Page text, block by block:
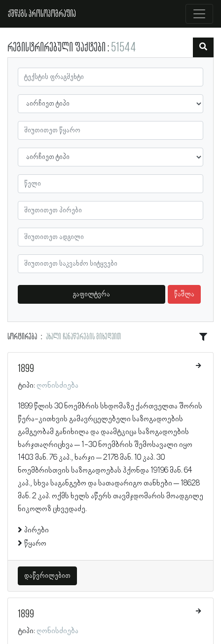
ქშწკგს პროსოპოგრაფია
რეგისტრირებული ფაქტები 51544
გაფილტვრა წაშლა
სორტირება ახალი ჩანაწერების მიხედვით
1899
ტიპი: ღონისძიება
1899 წლის 30 ნოემბრის სხდომაზე ქართველთა შორის
წერა-კითხვის გამავრცელებელი საზოგადოების
გამგეობამ განიხილა და დაამტკიცა საზოგადოების
ხარჯთაღრიცხვა – 1-30 ნოემბრის შემოსავალი იყო
1403 მან. 76 კაპ., ხარჯი – 2178 მან. 10 კაპ. 30
ნოემბრისთვის საზოგადოებას ჰქონდა 19196 მან. 64
კაპ., სხვა საგანგებო და სათადარიგო თანხები – 18628
მან. 2 კაპ. ოქმს ხელს აწერს თავმჯდომარის მოადგილე
ნიკოლოზ ცხვედაძე.
პირები
წყარო
დაწვრილებით
1899
ტიპი: ღონისძიება